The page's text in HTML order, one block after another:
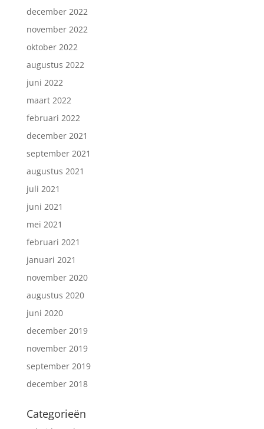
december 2022
november 2022
oktober 2022
augustus 2022
juni 2022
maart 2022
februari 2022
december 2021
september 2021
augustus 2021
juli 2021
juni 2021
mei 2021
februari 2021
januari 2021
november 2020
augustus 2020
juni 2020
december 2019
november 2019
september 2019
december 2018
Categorieën